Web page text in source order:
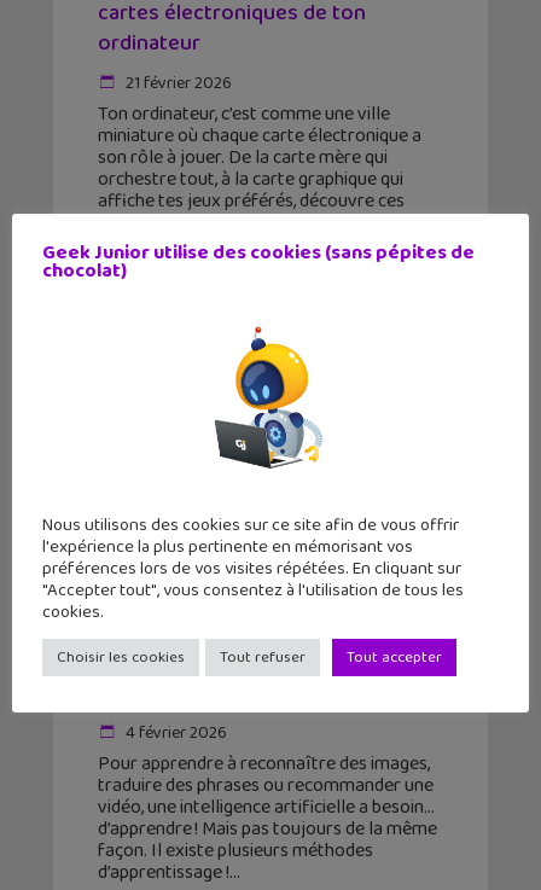
cartes électroniques de ton
ordinateur
21 février 2026
Ton ordinateur, c’est comme une ville
miniature où chaque carte électronique a
son rôle à jouer. De la carte mère qui
orchestre tout, à la carte graphique qui
affiche tes jeux préférés, découvre ces
composants
Vocageek #55 : les différentes
formes d’apprentissage
4 février 2026
Pour apprendre à reconnaître des images,
traduire des phrases ou recommander une
vidéo, une intelligence artificielle a besoin…
d’apprendre ! Mais pas toujours de la même
façon. Il existe plusieurs méthodes
d’apprentissage !
Geek Junior utilise des cookies (sans pépites de
chocolat)
Nous utilisons des cookies sur ce site afin de vous offrir
l'expérience la plus pertinente en mémorisant vos
préférences lors de vos visites répétées. En cliquant sur
"Accepter tout", vous consentez à l'utilisation de tous les
cookies.
Choisir les cookies Tout refuser Tout accepter